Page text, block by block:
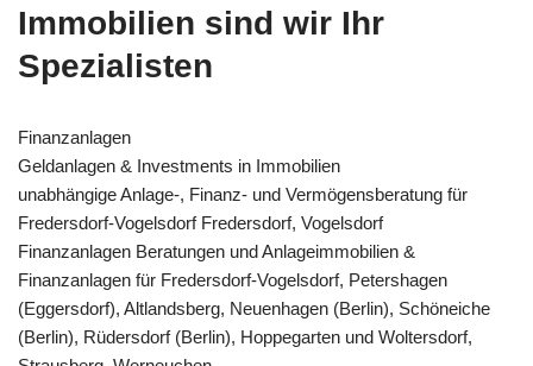
Immobilien sind wir Ihr
Spezialisten
Finanzanlagen
Geldanlagen & Investments in Immobilien
unabhängige Anlage-, Finanz- und Vermögensberatung für
Fredersdorf-Vogelsdorf Fredersdorf, Vogelsdorf
Finanzanlagen Beratungen und Anlageimmobilien &
Finanzanlagen für Fredersdorf-Vogelsdorf, Petershagen
(Eggersdorf), Altlandsberg, Neuenhagen (Berlin), Schöneiche
(Berlin), Rüdersdorf (Berlin), Hoppegarten und Woltersdorf,